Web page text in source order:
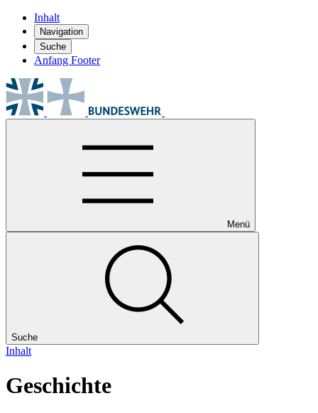
Inhalt
Navigation
Suche
Anfang Footer
Menü
Suche
Inhalt
Geschichte